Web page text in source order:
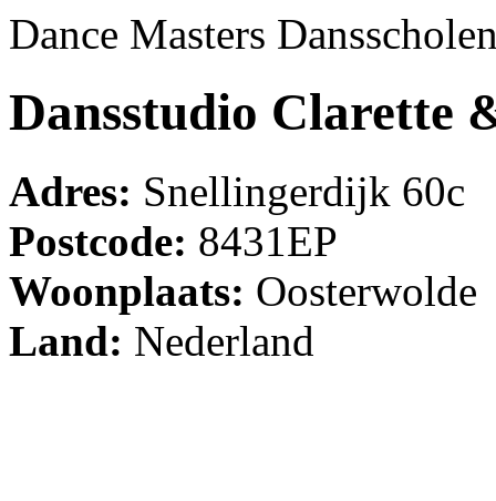
Dance Masters
Dansstudio Clarette
Adres: Snellingerdijk 60c
Postcode: 8431EP
Woonplaats: Oosterwolde
Land: Nederland